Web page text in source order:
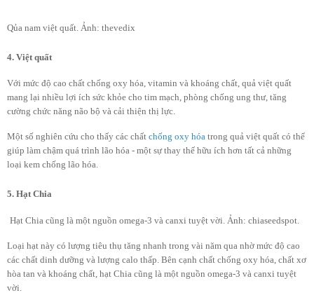
Qủa nam việt quất. Ảnh: thevedix
4. Việt quất
Với mức độ cao chất chống oxy hóa, vitamin và khoáng chất, quả việt quất
mang lại nhiều lợi ích sức khỏe cho tim mạch, phòng chống ung thư, tăng
cường chức năng não bộ và cải thiện thị lực.
Một số nghiên cứu cho thấy các chất chống oxy hóa trong quả việt quất có thể
giúp làm chậm quá trình lão hóa - một sự thay thế hữu ích hơn tất cả những
loại kem chống lão hóa.
5. Hạt Chia
Hạt Chia cũng là một nguồn omega-3 và canxi tuyệt vời. Ảnh: chiaseedspot.
Loại hạt này có lượng tiêu thụ tăng nhanh trong vài năm qua nhờ mức độ cao
các chất dinh dưỡng và lượng calo thấp. Bên cạnh chất chống oxy hóa, chất xơ
hòa tan và khoáng chất, hạt Chia cũng là một nguồn omega-3 và canxi tuyệt
vời.